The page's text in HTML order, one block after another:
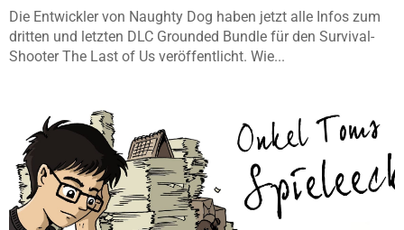
Die Entwickler von Naughty Dog haben jetzt alle Infos zum
dritten und letzten DLC Grounded Bundle für den Survival-
Shooter The Last of Us veröffentlicht. Wie...